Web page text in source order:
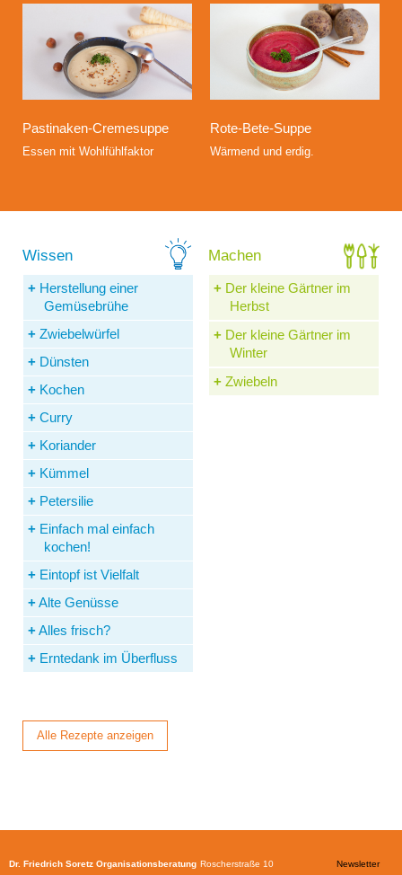
Pastinaken-Cremesuppe
Essen mit Wohlfühlfaktor
Rote-Bete-Suppe
Wärmend und erdig.
Herstellung einer
Gemüsebrühe
Zwiebelwürfel
Dünsten
Kochen
Curry
Koriander
Kümmel
Petersilie
Einfach mal einfach
kochen!
Eintopf ist Vielfalt
Alte Genüsse
Alles frisch?
Erntedank im Überfluss
Der kleine Gärtner im
Herbst
Der kleine Gärtner im
Winter
Zwiebeln
Alle Rezepte anzeigen
Dr. Friedrich Soretz Organisationsberatung Roscherstraße 10
Newsletter